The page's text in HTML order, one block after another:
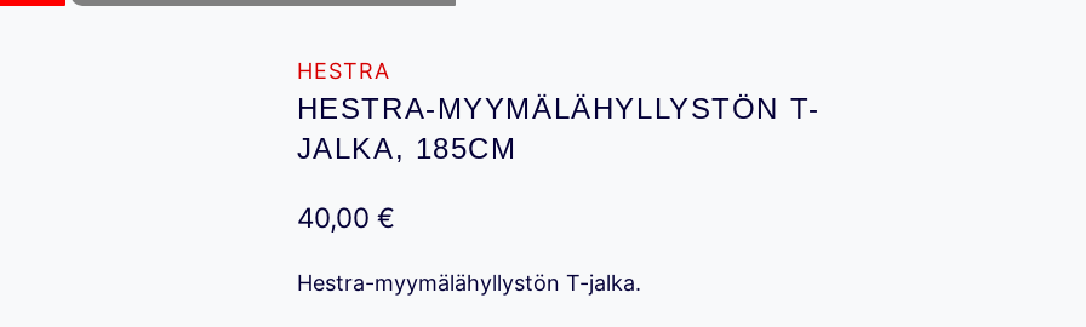
HESTRA
HESTRA-MYYMÄLÄHYLLYSTÖN T-
JALKA, 185CM
40,00 €
Hestra-myymälähyllystön T-jalka.